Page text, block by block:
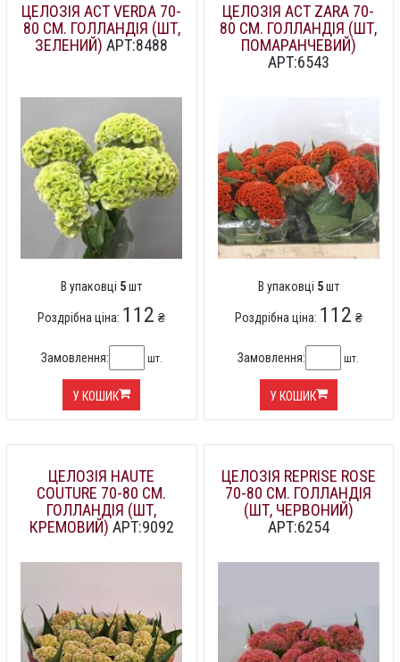
ЦЕЛОЗІЯ ACT VERDA 70-
80 СМ. ГОЛЛАНДІЯ (ШТ,
ЗЕЛЕНИЙ) АРТ:8488
В упаковці 5шт
Роздрібна ціна: 112 ₴
Замовлення: шт.
У КОШИК
ЦЕЛОЗІЯ ACT ZARA 70-
80 СМ. ГОЛЛАНДІЯ (ШТ,
ПОМАРАНЧЕВИЙ)
АРТ:6543
В упаковці 5шт
Роздрібна ціна: 112 ₴
Замовлення: шт.
У КОШИК
ЦЕЛОЗІЯ HAUTE
COUTURE 70-80 СМ.
ГОЛЛАНДІЯ (ШТ,
КРЕМОВИЙ) АРТ:9092
ЦЕЛОЗІЯ REPRISE ROSE
70-80 СМ. ГОЛЛАНДІЯ
(ШТ, ЧЕРВОНИЙ)
АРТ:6254